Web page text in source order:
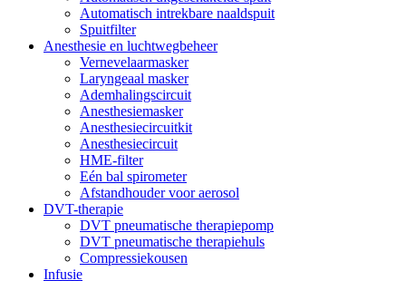
Automatisch intrekbare naaldspuit
Spuitfilter
Anesthesie en luchtwegbeheer
Vernevelaarmasker
Laryngeaal masker
Ademhalingscircuit
Anesthesiemasker
Anesthesiecircuitkit
Anesthesiecircuit
HME-filter
Eén bal spirometer
Afstandhouder voor aerosol
DVT-therapie
DVT pneumatische therapiepomp
DVT pneumatische therapiehuls
Compressiekousen
Infusie